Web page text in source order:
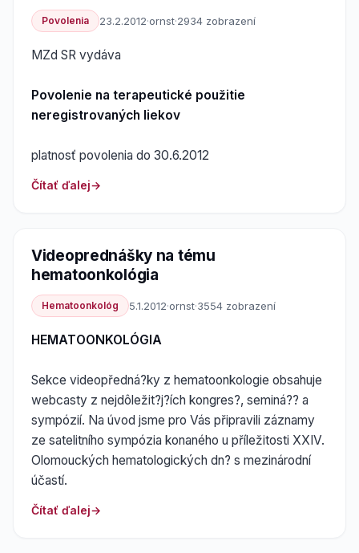
Povolenia 23.2.2012·ornst·2934 zobrazení
MZd SR vydáva
Povolenie na terapeutické použitie
neregistrovaných liekov
platnosť povolenia do 30.6.2012
Čítať ďalej
Videoprednášky na tému
hematoonkológia
Hematoonkológ 5.1.2012·ornst·3554 zobrazení
HEMATOONKOLÓGIA
Sekce videopředná?ky z hematoonkologie obsahuje
webcasty z nejdôležit?j?ích kongres?, seminá?? a
sympózií. Na úvod jsme pro Vás připravili záznamy
ze satelitního sympózia konaného u příležitosti XXIV.
Olomouckých hematologických dn? s mezinárodní
účastí.
Čítať ďalej